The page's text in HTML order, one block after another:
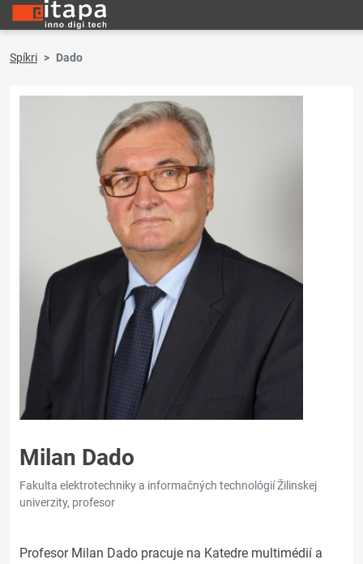
Spíkri Dado
Milan Dado
Fakulta elektrotechniky a informačných technológií Žilinskej
univerzity, profesor
Profesor Milan Dado pracuje na Katedre multimédií a